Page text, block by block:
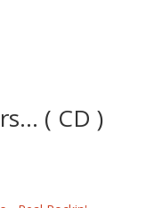
( CD )